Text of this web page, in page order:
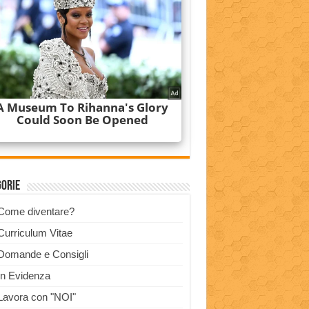
diventare?
Vitae
e Consigli
Evidenza
con "NOI"